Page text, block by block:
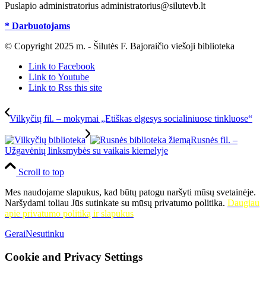
Puslapio administratorius administratorius@silutevb.lt
* Darbuotojams
© Copyright 2025 m. - Šilutės F. Bajoraičio viešoji biblioteka
Link to Facebook
Link to Youtube
Link to Rss this site
Vilkyčių fil. – mokymai „Etiškas elgesys socialiniuose tinkluose“
Rusnės fil. –
Užgavėnių linksmybės su vaikais kiemelyje
Scroll to top
Mes naudojame slapukus, kad būtų patogu naršyti mūsų svetainėje.
Naršydami toliau Jūs sutinkate su mūsų privatumo politika. Daugiau
apie privatumo politiką ir slapukus
GeraiNesutinku
Cookie and Privacy Settings